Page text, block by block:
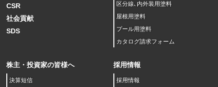
CSR
社会貢献
SDS
区分線､内外装用塗料
屋根用塗料
プール用塗料
カタログ請求フォーム
株主・投資家の皆様へ
決算短信
採用情報
採用情報